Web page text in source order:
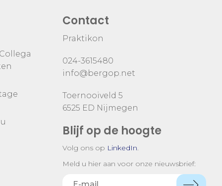
Contact
Praktikon
024-3615480
info@bergop.net
Toernooiveld 5
6525 ED Nijmegen
Blijf op de hoogte
Volg ons op LinkedIn.
Meld u hier aan voor onze nieuwsbrief: